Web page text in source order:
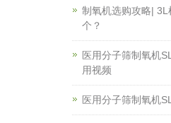
制氧机选购攻略|
个？
医用分子筛制氧机
用视频
医用分子筛制氧机